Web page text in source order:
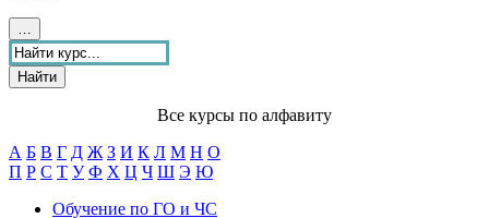
Найти
Все курсы по алфавиту
А Б В Г Д Ж З И К Л М Н О
П Р С Т У Ф Х Ц Ч Ш Э Ю
Обучение по ГО и ЧС